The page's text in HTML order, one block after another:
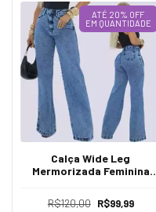
ATÉ 20% OFF
EM QUANTIDADE
Calça Wide Leg
Mermorizada Feminina
Bumbum Cintura
R$120,00 R$99,99